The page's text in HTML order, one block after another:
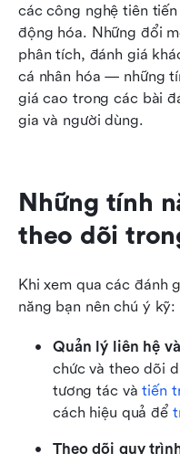
các công nghệ tiên
động hóa. Những đổi
phân tích, đánh giá
cá nhân hóa — những
giá cao trong các bài
gia và người dùng.
Những tính
theo dõi
Khi xem qua các đánh
năng bạn nên chú ý kỹ:
Quản lý liên hệ
chức và theo dõi
tương tác và tiến
cách hiệu quả để
Theo dõi quy